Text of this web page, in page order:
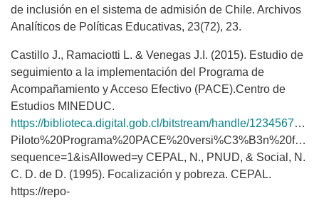
de inclusión en el sistema de admisión de Chile. Archivos
Analíticos de Políticas Educativas, 23(72), 23.
Castillo J., Ramaciotti L. & Venegas J.I. (2015). Estudio de
seguimiento a la implementación del Programa de
Acompañamiento y Acceso Efectivo (PACE).Centro de
Estudios MINEDUC.
https://biblioteca.digital.gob.cl/bitstream/handle/123456789/496/20150323%20Eval%20
sequence=1&isAllowed=y CEPAL, N., PNUD, & Social, N.
C. D. de D. (1995). Focalización y pobreza. CEPAL.
https://repo-